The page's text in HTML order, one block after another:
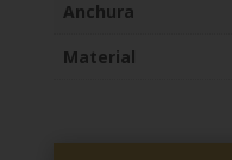
Anchura
Material